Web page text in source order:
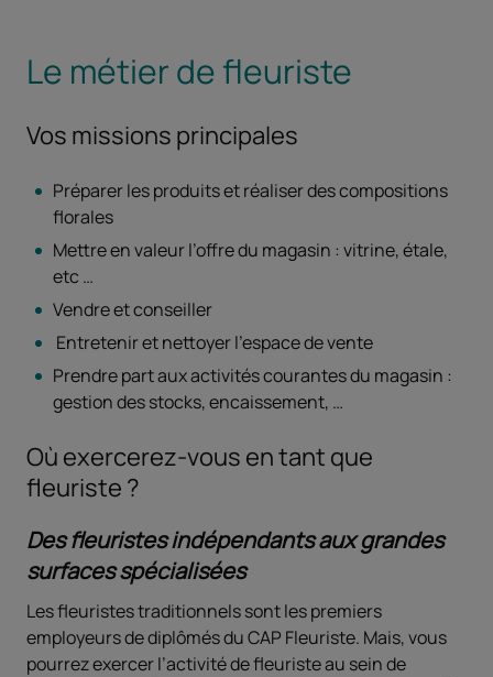
Le métier de fleuriste
Vos missions principales
Préparer les produits et réaliser des compositions
florales
Mettre en valeur l’offre du magasin : vitrine, étale,
etc …
Vendre et conseiller
Entretenir et nettoyer l’espace de vente
Prendre part aux activités courantes du magasin :
gestion des stocks, encaissement, …
Où exercerez-vous en tant que
fleuriste ?
Des fleuristes indépendants aux grandes
surfaces spécialisées
Les fleuristes traditionnels sont les premiers
employeurs de diplômés du CAP Fleuriste. Mais, vous
pourrez exercer l’activité de fleuriste au sein de